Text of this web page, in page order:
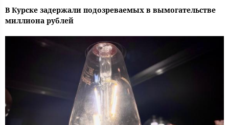
В Курске задержали подозреваемых в вымогательстве
миллиона рублей